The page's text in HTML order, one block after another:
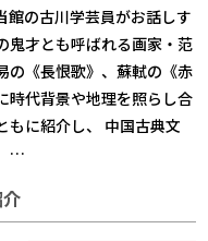
館の古川学芸員がお話しす
鬼才とも呼ばれる画家・范
の《長恨歌》、蘇軾の《赤
時代背景や地理を照らし合
もに紹介し、 中国古典文
…